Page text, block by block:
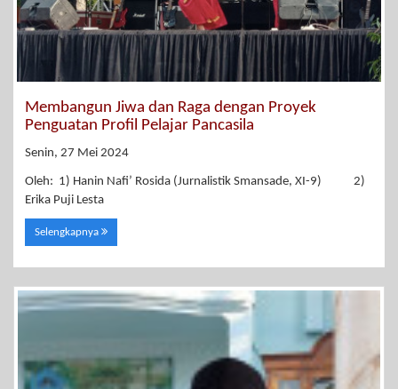
Membangun Jiwa dan Raga dengan Proyek
Penguatan Profil Pelajar Pancasila
Senin, 27 Mei 2024
Oleh: 1) Hanin Nafi’ Rosida (Jurnalistik Smansade, XI-9) 2)
Erika Puji Lesta
Selengkapnya